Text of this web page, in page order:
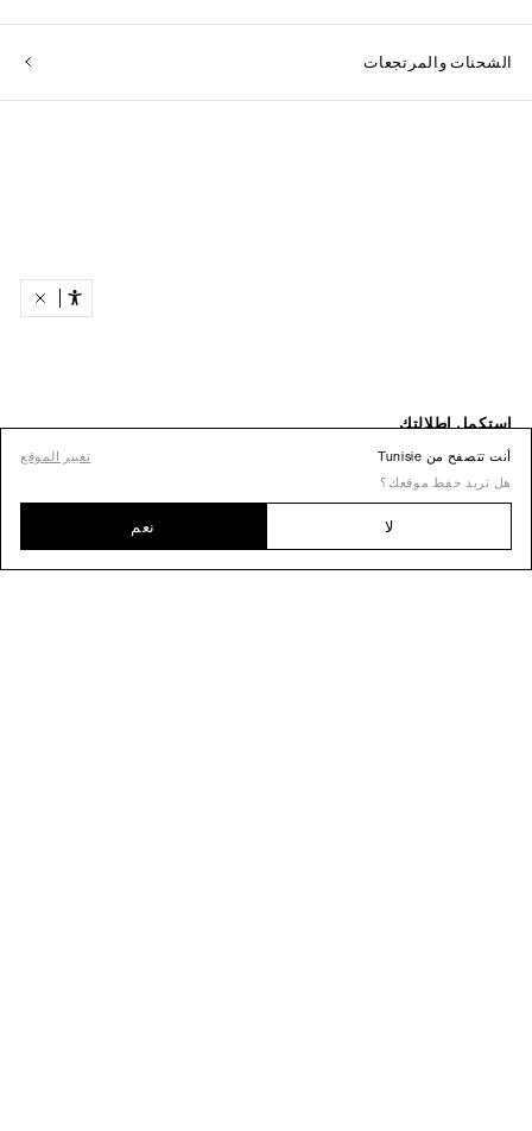
أنت تتصفح من Tunisie
تغيير الموقع
هل تريد حفظ موقعك؟
لا نعم